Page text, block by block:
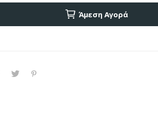
Άμεση Αγορά